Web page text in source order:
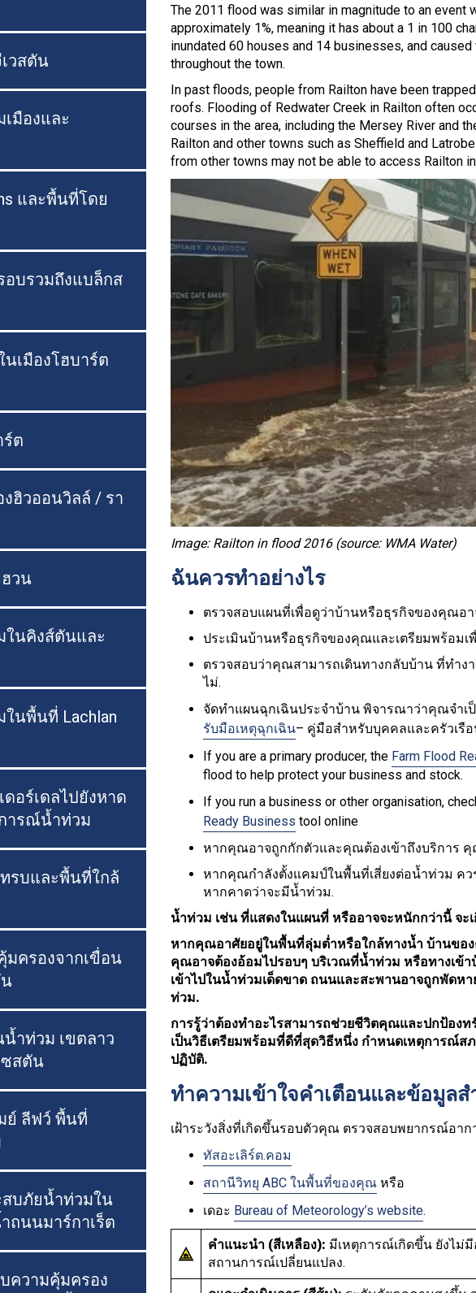
วสตัน
มืองและ
และพื้นที่โดย
บรวมถึงแบล็กส
เมืองโฮบาร์ต
ต
ฮิวออนวิลล์ / รา
วน
ในคิงส์ตันและ
นพื้นที่ Lachlan
อร์เดลไปยังหาด
ารณ์น้ำท่วม
รบและพื้นที่ใกล้
ครองจากเขื่อน
ำท่วม เขตลาว
ซสตัน
ย์ ลีฟว์ พื้นที่
บภัยน้ำท่วมใน
ถนนมาร์กาเร็ต
ความคุ้มครอง
The 2011 flood was similar in magnitude to an event
approximately 1%, meaning it has about a 1 in 100
inundated 60 houses and 14 businesses, and
throughout the town.
In past floods, people from Railton have been
roofs. Flooding of Redwater Creek in Railton often
courses in the area, including the Mersey River and
Railton and other towns such as Sheffield and
from other towns may not be able to access Railton
Image: Railton in flood 2016 (source: WMA Water)
ฉันควรทำอย่างไร
ตรวจสอบแผนที่เพื่อดูว่าบ้านหรือธุรกิจของคุณอ
ประเมินบ้านหรือธุรกิจของคุณและเตรียมพร้อม
ตรวจสอบว่าคุณสามารถเดินทางกลับบ้าน ที่ทำง
ไม่.
จัดทำแผนฉุกเฉินประจำบ้าน พิจารณาว่าคุณจำ
รับมือเหตุฉุกเฉิน– คู่มือสำหรับบุคคลและครัวเรื
If you are a primary producer, the Farm Flood
flood to help protect your business and stock.
If you run a business or other organisation,
Ready Business tool online
หากคุณอาจถูกกักตัวและคุณต้องเข้าถึงบริการ
หากคุณกำลังตั้งแคมป์ในพื้นที่เสี่ยงต่อน้ำท่วม ค
หากคาดว่าจะมีน้ำท่วม.
น้ำท่วม เช่น ที่แสดงในแผนที่ หรืออาจจะหนักกว่านี้ จ
หากคุณอาศัยอยู่ในพื้นที่ลุ่มต่ำหรือใกล้ทางน้ำ บ้านข
คุณอาจต้องอ้อมไปรอบๆ บริเวณที่น้ำท่วม หรือทางเข้
เข้าไปในน้ำท่วมเด็ดขาด ถนนและสะพานอาจถูกพัดห
ท่วม.
การรู้ว่าต้องทำอะไรสามารถช่วยชีวิตคุณและปกป้อง
เป็นวิธีเตรียมพร้อมที่ดีที่สุดวิธีหนึ่ง กำหนดเหตุการณ์
ปฏิบัติ.
ทำความเข้าใจคำเตือนและข้อมูล
เฝ้าระวังสิ่งที่เกิดขึ้นรอบตัวคุณ ตรวจสอบพยากรณ์อาก
ทัสอะเลิร์ต.คอม
สถานีวิทยุ ABC ในพื้นที่ของคุณ หรือ
เดอะ Bureau of Meteorology’s website.
คำแนะนำ (สีเหลือง): มีเหตุการณ์เกิดขึ้น ยังไม่
สถานการณ์เปลี่ยนแปลง.